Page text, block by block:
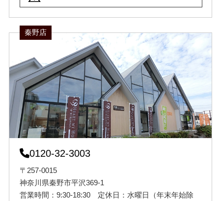
秦野店
0120-32-3003
〒257-0015
神奈川県秦野市平沢369-1
営業時間：9:30-18:30 定休日：水曜日（年末年始除